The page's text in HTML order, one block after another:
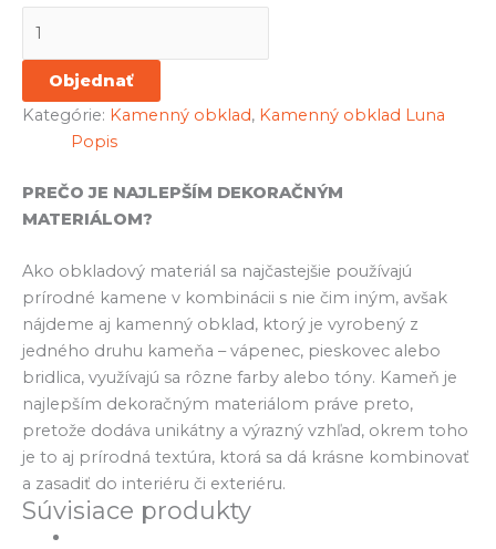
Objednať
Kategórie: Kamenný obklad, Kamenný obklad Luna
Popis
PREČO JE NAJLEPŠÍM DEKORAČNÝM
MATERIÁLOM?
Ako obkladový materiál sa najčastejšie používajú
prírodné kamene v kombinácii s nie čim iným, avšak
nájdeme aj kamenný obklad, ktorý je vyrobený z
jedného druhu kameňa – vápenec, pieskovec alebo
bridlica, využívajú sa rôzne farby alebo tóny. Kameň je
najlepším dekoračným materiálom práve preto,
pretože dodáva unikátny a výrazný vzhľad, okrem toho
je to aj prírodná textúra, ktorá sa dá krásne kombinovať
a zasadiť do interiéru či exteriéru.
Súvisiace produkty